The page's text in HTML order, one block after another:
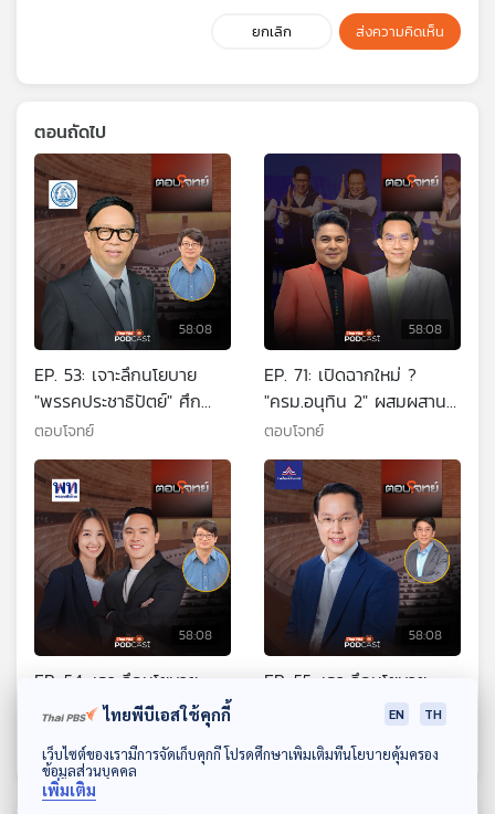
ดาวน์โหลด Thai PBS Podcast Application
ยกเลิก ส่งความคิดเห็น
ตอนถัดไป
58:08
EP. 53: เจาะลึกนโยบาย
"พรรคประชาธิปัตย์" ศึก
เลือกตั้ง 2569
ตอบโจทย์
58:08
EP. 71: เปิดฉากใหม่ ?
"ครม.อนุทิน 2" ผสมผสาน
"เลือดใหม่-บ้านใหญ่"
ตอบโจทย์
58:08
EP. 54: เจาะลึกนโยบาย
"พรรคเพื่อไทย" ศึกเลือกตั้ง
58:08
EP. 55: เจาะลึกนโยบาย
"พรรครวมไทยสร้างชาติ"
ศึกเลือกตั้ง 2569
ไทยพีบีเอสใช้คุกกี้ EN TH
เว็บไซต์ของเรามีการจัดเก็บคุกกี้ โปรดศึกษาเพิ่มเติมที่นโยบายคุ้มครอง
ข้อมูลส่วนบุคคล
เพิ่มเติม